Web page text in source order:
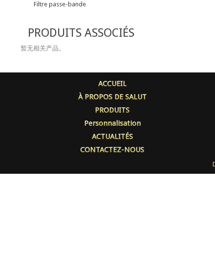
Filtre passe-bande
PRODUITS ASSOCIÉS
暂无相关产品。
ACCUEIL
À PROPOS DE SALUT
PRODUITS
Personnalisation
ACTUALITÉS
CONTACTEZ-NOUS